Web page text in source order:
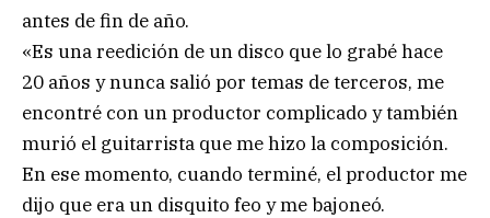
antes de fin de año.
«Es una reedición de un disco que lo grabé hace
20 años y nunca salió por temas de terceros, me
encontré con un productor complicado y también
murió el guitarrista que me hizo la composición.
En ese momento, cuando terminé, el productor me
dijo que era un disquito feo y me bajoneó.